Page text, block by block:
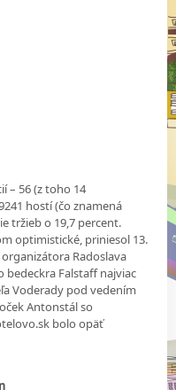
– 56 (z toho 14
hostí (čo znamená
tržieb o 19,7 percent.
optimistické, priniesol 13.
Radoslava
bedeckra Falstaff najviac
Voderady pod vedením
Antonstál so
bolo opäť